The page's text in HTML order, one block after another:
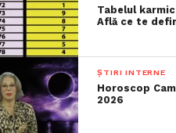
Tabelul
Află ce te
ȘTIRI INTERNE
Horoscop
2026